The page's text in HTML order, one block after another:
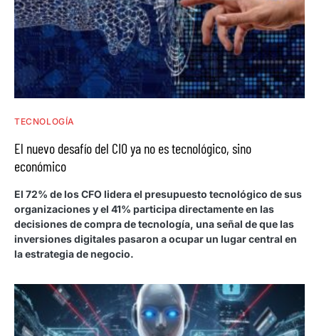
TECNOLOGÍA
El nuevo desafío del CIO ya no es tecnológico, sino
económico
El 72% de los CFO lidera el presupuesto tecnológico de sus
organizaciones y el 41% participa directamente en las
decisiones de compra de tecnología, una señal de que las
inversiones digitales pasaron a ocupar un lugar central en
la estrategia de negocio.